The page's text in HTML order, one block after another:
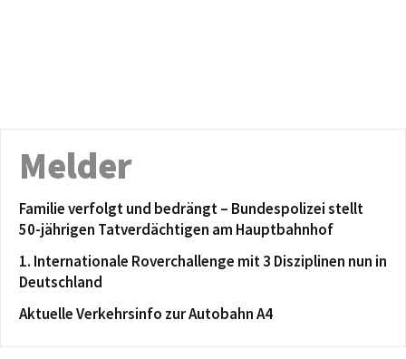
Melder
Familie verfolgt und bedrängt – Bundespolizei stellt
50-jährigen Tatverdächtigen am Hauptbahnhof
1. Internationale Roverchallenge mit 3 Disziplinen nun in
Deutschland
Aktuelle Verkehrsinfo zur Autobahn A4